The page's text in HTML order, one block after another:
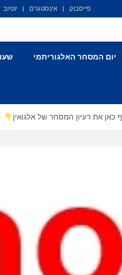
פייסבוק אינסטגרם יוטיוב
יום המסחר האלגוריתמי
כאן את רעיון המסחר של אלגואין